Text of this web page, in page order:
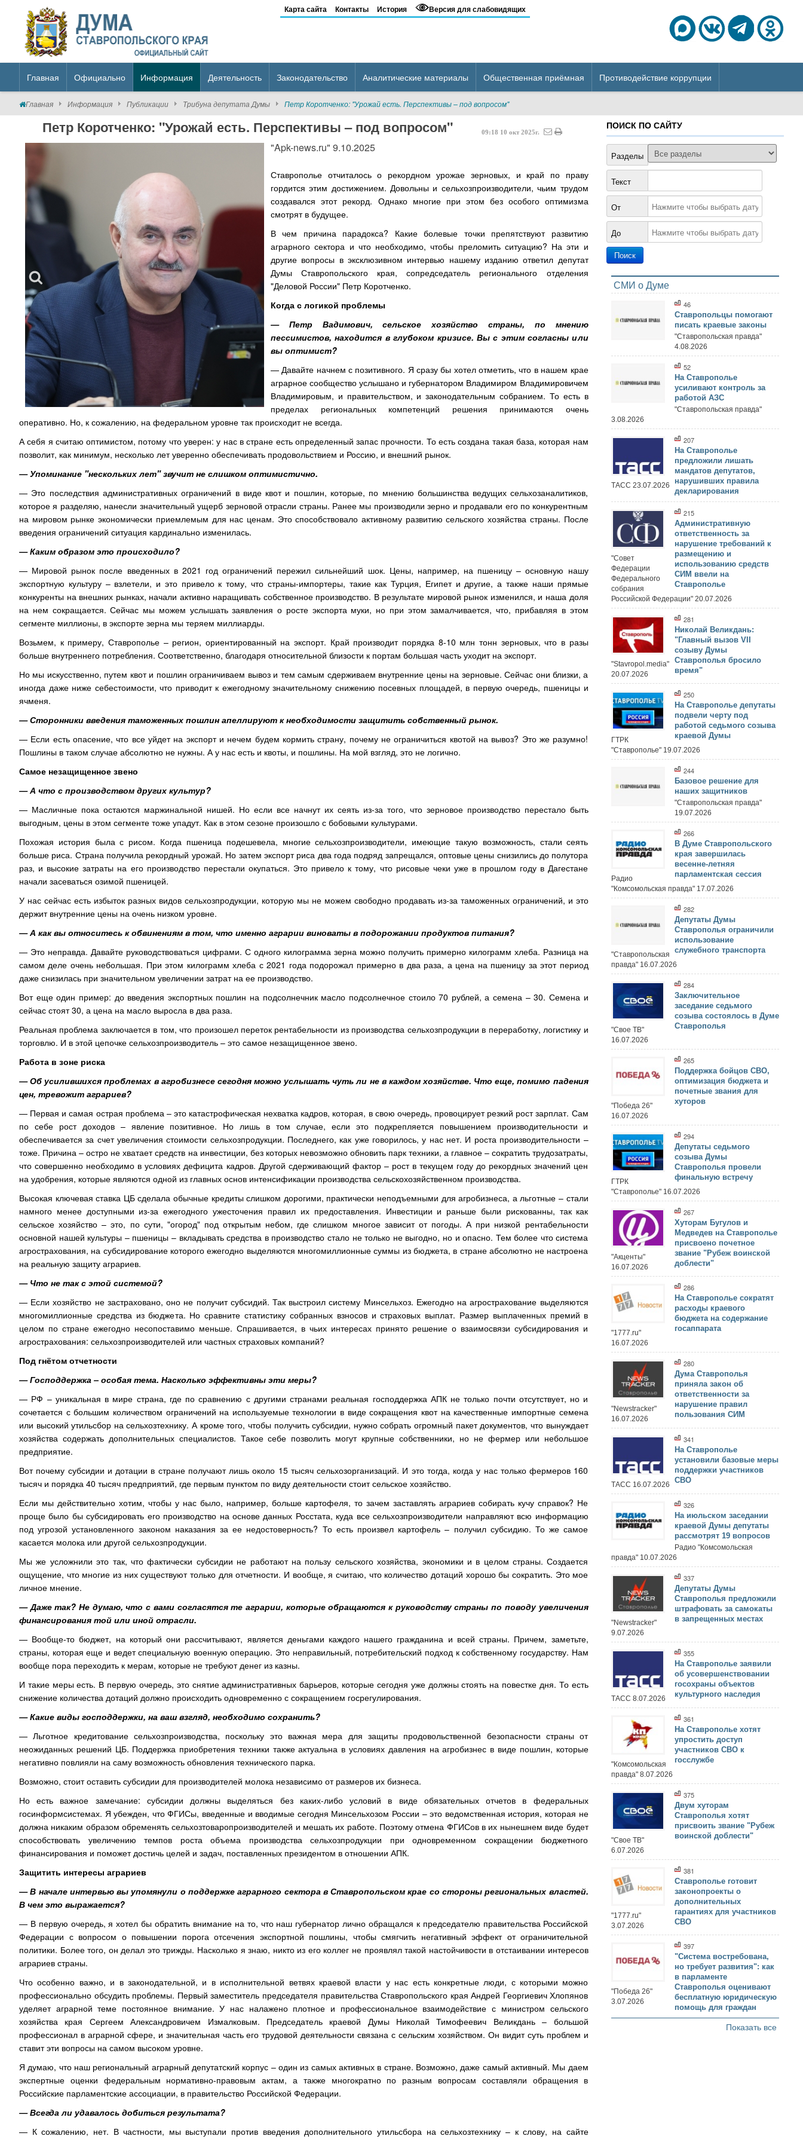
Карта сайта Контакты История Версия для слабовидящих
Главная Официально Информация Деятельность Законодательство Аналитические материалы Общественная приёмная Противодействие коррупции
Главная Информация Публикации Трибуна депутата Думы Петр Коротченко: "Урожай есть. Перспективы – под вопросом"
Петр Коротченко: "Урожай есть. Перспективы – под вопросом" 09:18 10 окт 2025г.
"Apk-news.ru" 9.10.2025
Ставрополье отчиталось о рекордном урожае зерновых, и край по праву
гордится этим достижением. Довольны и сельхозпроизводители, чьим трудом
создавался этот рекорд. Однако многие при этом без особого оптимизма
смотрят в будущее.
В чем причина парадокса? Какие болевые точки препятствуют развитию
аграрного сектора и что необходимо, чтобы преломить ситуацию? На эти и
другие вопросы в эксклюзивном интервью нашему изданию ответил депутат
Думы Ставропольского края, сопредседатель регионального отделения
"Деловой России" Петр Коротченко.
Когда с логикой проблемы
— Петр Вадимович, сельское хозяйство страны, по мнению
пессимистов, находится в глубоком кризисе. Вы с этим согласны или
вы оптимист?
— Давайте начнем с позитивного. Я сразу бы хотел отметить, что в нашем крае
аграрное сообщество услышано и губернатором Владимиром Владимировичем
Владимировым, и правительством, и законодательным собранием. То есть в
пределах региональных компетенций решения принимаются очень
оперативно. Но, к сожалению, на федеральном уровне так происходит не всегда.
А себя я считаю оптимистом, потому что уверен: у нас в стране есть определенный запас прочности. То есть создана такая база, которая нам
позволит, как минимум, несколько лет уверенно обеспечивать продовольствием и Россию, и внешний рынок.
— Упоминание "нескольких лет" звучит не слишком оптимистично.
— Это последствия административных ограничений в виде квот и пошлин, которые, по мнению большинства ведущих сельхозаналитиков,
которое я разделяю, нанесли значительный ущерб зерновой отрасли страны. Ранее мы производили зерно и продавали его по конкурентным
на мировом рынке экономически приемлемым для нас ценам. Это способствовало активному развитию сельского хозяйства страны. После
введения ограничений ситуация кардинально изменилась.
— Каким образом это происходило?
— Мировой рынок после введенных в 2021 год ограничений пережил сильнейший шок. Цены, например, на пшеницу – основную нашу
экспортную культуру – взлетели, и это привело к тому, что страны-импортеры, такие как Турция, Египет и другие, а также наши прямые
конкуренты на внешних рынках, начали активно наращивать собственное производство. В результате мировой рынок изменился, и наша доля
на нем сокращается. Сейчас мы можем услышать заявления о росте экспорта муки, но при этом замалчивается, что, прибавляя в этом
сегменте миллионы, в экспорте зерна мы теряем миллиарды.
Возьмем, к примеру, Ставрополье – регион, ориентированный на экспорт. Край производит порядка 8-10 млн тонн зерновых, что в разы
больше внутреннего потребления. Соответственно, благодаря относительной близости к портам большая часть уходит на экспорт.
Но мы искусственно, путем квот и пошлин ограничиваем вывоз и тем самым сдерживаем внутренние цены на зерновые. Сейчас они близки, а
иногда даже ниже себестоимости, что приводит к ежегодному значительному снижению посевных площадей, в первую очередь, пшеницы и
ячменя.
— Сторонники введения таможенных пошлин апеллируют к необходимости защитить собственный рынок.
— Если есть опасение, что все уйдет на экспорт и нечем будем кормить страну, почему не ограничиться квотой на вывоз? Это же разумно!
Пошлины в таком случае абсолютно не нужны. А у нас есть и квоты, и пошлины. На мой взгляд, это не логично.
Самое незащищенное звено
— А что с производством других культур?
— Масличные пока остаются маржинальной нишей. Но если все начнут их сеять из-за того, что зерновое производство перестало быть
выгодным, цены в этом сегменте тоже упадут. Как в этом сезоне произошло с бобовыми культурами.
Похожая история была с рисом. Когда пшеница подешевела, многие сельхозпроизводители, имеющие такую возможность, стали сеять
больше риса. Страна получила рекордный урожай. Но затем экспорт риса два года подряд запрещался, оптовые цены снизились до полутора
раз, и высокие затраты на его производство перестали окупаться. Это привело к тому, что рисовые чеки уже в прошлом году в Дагестане
начали засеваться озимой пшеницей.
У нас сейчас есть избыток разных видов сельхозпродукции, которую мы не можем свободно продавать из-за таможенных ограничений, и это
держит внутренние цены на очень низком уровне.
— А как вы относитесь к обвинениям в том, что именно аграрии виноваты в подорожании продуктов питания?
— Это неправда. Давайте руководствоваться цифрами. С одного килограмма зерна можно получить примерно килограмм хлеба. Разница на
самом деле очень небольшая. При этом килограмм хлеба с 2021 года подорожал примерно в два раза, а цена на пшеницу за этот период
даже снизилась при значительном увеличении затрат на ее производство.
Вот еще один пример: до введения экспортных пошлин на подсолнечник масло подсолнечное стоило 70 рублей, а семена – 30. Семена и
сейчас стоят 30, а цена на масло выросла в два раза.
Реальная проблема заключается в том, что произошел переток рентабельности из производства сельхозпродукции в переработку, логистику и
торговлю. И в этой цепочке сельхозпроизводитель – это самое незащищенное звено.
Работа в зоне риска
— Об усилившихся проблемах в агробизнесе сегодня можно услышать чуть ли не в каждом хозяйстве. Что еще, помимо падения
цен, тревожит аграриев?
— Первая и самая острая проблема – это катастрофическая нехватка кадров, которая, в свою очередь, провоцирует резкий рост зарплат. Сам
по себе рост доходов – явление позитивное. Но лишь в том случае, если это подкрепляется повышением производительности и
обеспечивается за счет увеличения стоимости сельхозпродукции. Последнего, как уже говорилось, у нас нет. И роста производительности –
тоже. Причина – остро не хватает средств на инвестиции, без которых невозможно обновить парк техники, а главное – сократить трудозатраты,
что совершенно необходимо в условиях дефицита кадров. Другой сдерживающий фактор – рост в текущем году до рекордных значений цен
на удобрения, которые являются одной из главных основ интенсификации производства сельскохозяйственном производства.
Высокая ключевая ставка ЦБ сделала обычные кредиты слишком дорогими, практически неподъемными для агробизнеса, а льготные – стали
намного менее доступными из-за ежегодного ужесточения правил их предоставления. Инвестиции и раньше были рискованны, так как
сельское хозяйство – это, по сути, "огород" под открытым небом, где слишком многое зависит от погоды. А при низкой рентабельности
основной нашей культуры – пшеницы – вкладывать средства в производство стало не только не выгодно, но и опасно. Тем более что система
агрострахования, на субсидирование которого ежегодно выделяются многомиллионные суммы из бюджета, в стране абсолютно не настроена
на реальную защиту аграриев.
— Что не так с этой системой?
— Если хозяйство не застраховано, оно не получит субсидий. Так выстроил систему Минсельхоз. Ежегодно на агрострахование выделяются
многомиллионные средства из бюджета. Но сравните статистику собранных взносов и страховых выплат. Размер выплаченных премий в
целом по стране ежегодно несопоставимо меньше. Спрашивается, в чьих интересах принято решение о взаимосвязи субсидирования и
агрострахования: сельхозпроизводителей или частных страховых компаний?
Под гнётом отчетности
— Господдержка – особая тема. Насколько эффективны эти меры?
— РФ – уникальная в мире страна, где по сравнению с другими странами реальная господдержка АПК не только почти отсутствует, но и
сочетается с большим количеством ограничений на используемые технологии в виде сокращения квот на качественные импортные семена
или высокий утильсбор на сельхозтехнику. А кроме того, чтобы получить субсидии, нужно собрать огромный пакет документов, что вынуждает
хозяйства содержать дополнительных специалистов. Такое себе позволить могут крупные собственники, но не фермер или небольшое
предприятие.
Вот почему субсидии и дотации в стране получают лишь около 15 тысяч сельхозорганизаций. И это тогда, когда у нас только фермеров 160
тысяч и порядка 40 тысяч предприятий, где первым пунктом по виду деятельности стоит сельское хозяйство.
Если мы действительно хотим, чтобы у нас было, например, больше картофеля, то зачем заставлять аграриев собирать кучу справок? Не
проще было бы субсидировать его производство на основе данных Росстата, куда все сельхозпроизводители направляют всю информацию
под угрозой установленного законом наказания за ее недостоверность? То есть произвел картофель – получил субсидию. То же самое
касается молока или другой сельхозпродукции.
Мы же усложнили это так, что фактически субсидии не работают на пользу сельского хозяйства, экономики и в целом страны. Создается
ощущение, что многие из них существуют только для отчетности. И вообще, я считаю, что количество дотаций хорошо бы сократить. Это мое
личное мнение.
— Даже так? Не думаю, что с вами согласятся те аграрии, которые обращаются к руководству страны по поводу увеличения
финансирования той или иной отрасли.
— Вообще-то бюджет, на который они рассчитывают, является деньгами каждого нашего гражданина и всей страны. Причем, заметьте,
страны, которая еще и ведет специальную военную операцию. Это неправильный, потребительский подход к собственному государству. Нам
вообще пора переходить к мерам, которые не требуют денег из казны.
И такие меры есть. В первую очередь, это снятие административных барьеров, которые сегодня уже должны стоять на повестке дня. То есть
снижение количества дотаций должно происходить одновременно с сокращением госрегулирования.
— Какие виды господдержки, на ваш взгляд, необходимо сохранить?
— Льготное кредитование сельхозпроизводства, поскольку это важная мера для защиты продовольственной безопасности страны от
неожиданных решений ЦБ. Поддержка приобретения техники также актуальна в условиях давления на агробизнес в виде пошлин, которые
негативно повлияли на саму возможность обновления технического парка.
Возможно, стоит оставить субсидии для производителей молока независимо от размеров их бизнеса.
Но есть важное замечание: субсидии должны выделяться без каких-либо условий в виде обязательных отчетов в федеральных
госинформсистемах. Я убежден, что ФГИСы, введенные и вводимые сегодня Минсельхозом России – это ведомственная история, которая не
должна никаким образом обременять сельхозтоваропроизводителей и мешать их работе. Поэтому отмена ФГИСов в их нынешнем виде будет
способствовать увеличению темпов роста объема производства сельхозпродукции при одновременном сокращении бюджетного
финансирования и поможет достичь целей и задач, поставленных президентом в отношении АПК.
Защитить интересы аграриев
— В начале интервью вы упомянули о поддержке аграрного сектора в Ставропольском крае со стороны региональных властей.
В чем это выражается?
— В первую очередь, я хотел бы обратить внимание на то, что наш губернатор лично обращался к председателю правительства Российской
Федерации с вопросом о повышении порога отсечения экспортной пошлины, чтобы смягчить негативный эффект от ограничительной
политики. Более того, он делал это трижды. Насколько я знаю, никто из его коллег не проявлял такой настойчивости в отстаивании интересов
аграриев страны.
Что особенно важно, и в законодательной, и в исполнительной ветвях краевой власти у нас есть конкретные люди, с которыми можно
профессионально обсудить проблемы. Первый заместитель председателя правительства Ставропольского края Андрей Георгиевич Хлопянов
уделяет аграрной теме постоянное внимание. У нас налажено плотное и профессиональное взаимодействие с министром сельского
хозяйства края Сергеем Александровичем Измалковым. Председатель краевой Думы Николай Тимофеевич Великдань – большой
профессионал в аграрной сфере, и значительная часть его трудовой деятельности связана с сельским хозяйством. Он видит суть проблем и
ставит эти вопросы на самом высоком уровне.
Я думаю, что наш региональный аграрный депутатский корпус – один из самых активных в стране. Возможно, даже самый активный. Мы даем
экспертные оценки федеральным нормативно-правовым актам, а также многократно по разным вопросам составляли обращения в
Российские парламентские ассоциации, в правительство Российской Федерации.
— Всегда ли удавалось добиться результата?
— К сожалению, нет. В частности, мы выступали против введения дополнительного утильсбора на сельхозтехнику – к слову, на сайте
ПОИСК ПО САЙТУ
Разделы
Текст
От
До
СМИ о Думе
46
Ставропольцы помогают
писать краевые законы
"Ставропольская правда"
4.08.2026
52
На Ставрополье
усиливают контроль за
работой АЗС
"Ставропольская правда"
3.08.2026
207
На Ставрополье
предложили лишать
мандатов депутатов,
нарушивших правила
декларирования
ТАСС 23.07.2026
215
Административную
ответственность за
нарушение требований к
размещению и
использованию средств
СИМ ввели на
Ставрополье
"Совет
Федерации
Федерального
собрания
Российской Федерации" 20.07.2026
281
Николай Великдань:
"Главный вызов VII
созыву Думы
Ставрополья бросило
время"
"Stavropol.media"
20.07.2026
250
На Ставрополье депутаты
подвели черту под
работой седьмого созыва
краевой Думы
ГТРК
"Ставрополье" 19.07.2026
244
Базовое решение для
наших защитников
"Ставропольская правда"
19.07.2026
266
В Думе Ставропольского
края завершилась
весенне-летняя
парламентская сессия
Радио
"Комсомольская правда" 17.07.2026
282
Депутаты Думы
Ставрополья ограничили
использование
служебного транспорта
"Ставропольская
правда" 16.07.2026
284
Заключительное
заседание седьмого
созыва состоялось в Думе
Ставрополья
"Свое ТВ"
16.07.2026
265
Поддержка бойцов СВО,
оптимизация бюджета и
почетные звания для
хуторов
"Победа 26"
16.07.2026
294
Депутаты седьмого
созыва Думы
Ставрополья провели
финальную встречу
ГТРК
"Ставрополье" 16.07.2026
267
Хуторам Бугулов и
Медведев на Ставрополье
присвоено почетное
звание "Рубеж воинской
доблести"
"Акценты"
16.07.2026
286
На Ставрополье сократят
расходы краевого
бюджета на содержание
госаппарата
"1777.ru"
16.07.2026
280
Дума Ставрополья
приняла закон об
ответственности за
нарушение правил
пользования СИМ
"Newstracker"
16.07.2026
341
На Ставрополье
установили базовые меры
поддержки участников
СВО
ТАСС 16.07.2026
326
На июльском заседании
краевой Думы депутаты
рассмотрят 19 вопросов
Радио "Комсомольская
правда" 10.07.2026
337
Депутаты Думы
Ставрополья предложили
штрафовать за самокаты
в запрещенных местах
"Newstracker"
9.07.2026
355
На Ставрополье заявили
об усовершенствовании
госохраны объектов
культурного наследия
ТАСС 8.07.2026
361
На Ставрополье хотят
упростить доступ
участников СВО к
госслужбе
"Комсомольская
правда" 8.07.2026
375
Двум хуторам
Ставрополья хотят
присвоить звание "Рубеж
воинской доблести"
"Свое ТВ"
6.07.2026
381
Ставрополье готовит
законопроекты о
дополнительных
гарантиях для участников
СВО
"1777.ru"
3.07.2026
397
"Система востребована,
но требует развития": как
в парламенте
Ставрополья оценивают
бесплатную юридическую
помощь для граждан
"Победа 26"
3.07.2026
Показать все